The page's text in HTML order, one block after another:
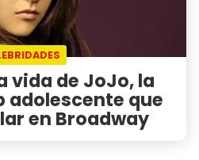
vida de JoJo, la
adolescente que
en Broadway